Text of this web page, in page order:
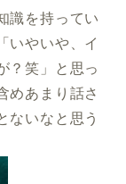
識を持ってい
いやいや、イ
？笑」と思っ
めあまり話さ
ないなと思う